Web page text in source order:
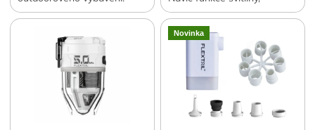
Navíc funkce svítilny,
pumpy. Váha 160 g.
Oficiální česká a slovenská
distribuce.
powerbanky a vakuové
pumpy. Váha 190 g.
Oficiální česká a slovenská
distribuce.
Novinka